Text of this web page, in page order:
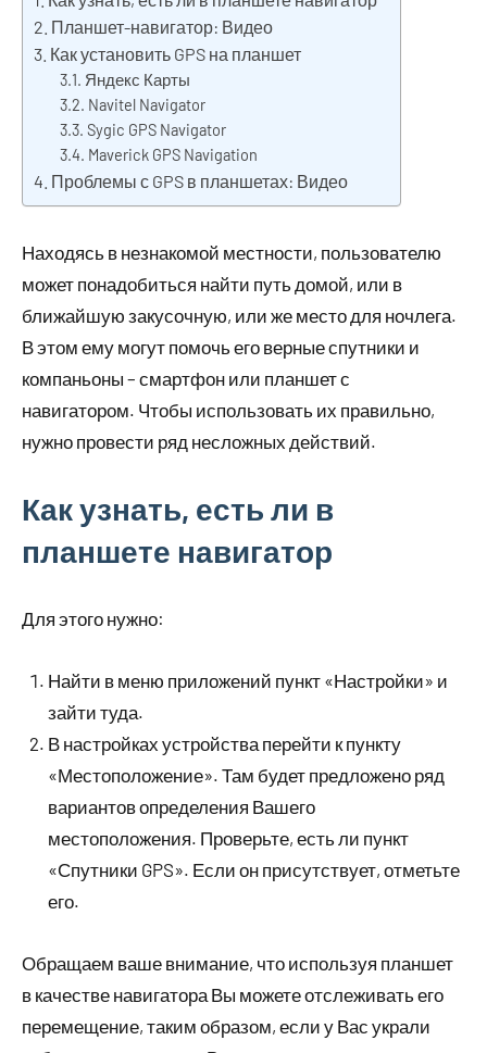
Планшет-навигатор: Видео
Как установить GPS на планшет
Яндекс Карты
Navitel Navigator
Sygic GPS Navigator
Maverick GPS Navigation
Проблемы с GPS в планшетах: Видео
Находясь в незнакомой местности, пользователю
может понадобиться найти путь домой, или в
ближайшую закусочную, или же место для ночлега.
В этом ему могут помочь его верные спутники и
компаньоны – смартфон или планшет с
навигатором. Чтобы использовать их правильно,
нужно провести ряд несложных действий.
Как узнать, есть ли в
планшете навигатор
Для этого нужно:
Найти в меню приложений пункт «Настройки» и
зайти туда.
В настройках устройства перейти к пункту
«Местоположение». Там будет предложено ряд
вариантов определения Вашего
местоположения. Проверьте, есть ли пункт
«Спутники GPS». Если он присутствует, отметьте
его.
Обращаем ваше внимание, что используя планшет
в качестве навигатора Вы можете отслеживать его
перемещение, таким образом, если у Вас украли